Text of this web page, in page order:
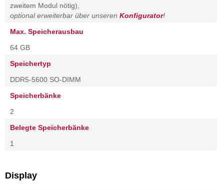
zweitem Modul nötig),
optional erweiterbar über unseren Konfigurator!
Max. Speicherausbau
64 GB
Speichertyp
DDR5-5600 SO-DIMM
Speicherbänke
2
Belegte Speicherbänke
1
Display